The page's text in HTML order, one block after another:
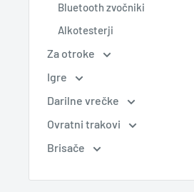
Bluetooth zvočniki
Alkotesterji
Za otroke
Igre
Darilne vrečke
Ovratni trakovi
Brisače